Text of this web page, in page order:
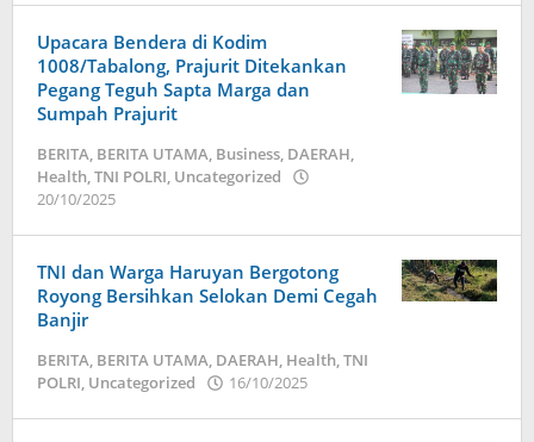
Upacara Bendera di Kodim
1008/Tabalong, Prajurit Ditekankan
Pegang Teguh Sapta Marga dan
Sumpah Prajurit
BERITA, BERITA UTAMA, Business, DAERAH,
Health,TNI POLRI, Uncategorized
20/10/2025
TNI dan Warga Haruyan Bergotong
Royong Bersihkan Selokan Demi Cegah
Banjir
BERITA, BERITA UTAMA, DAERAH, Health,TNI
POLRI, Uncategorized 16/10/2025